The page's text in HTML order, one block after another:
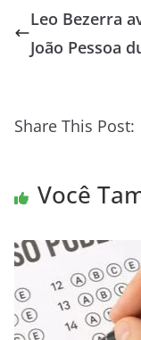
Leo Bezerra
João Pessoa
Share This Post:
Você